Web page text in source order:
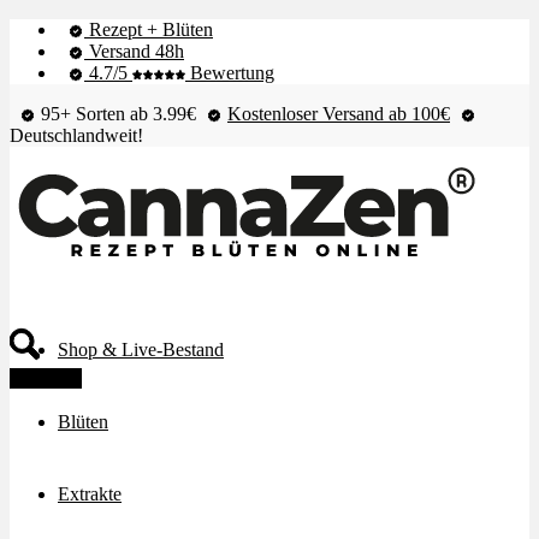
Rezept + Blüten
Versand 48h
4.7/5
Bewertung
95+ Sorten ab 3.99€
Kostenloser Versand ab 100€
Deutschlandweit!
Shop & Live-Bestand
Blüten
Extrakte